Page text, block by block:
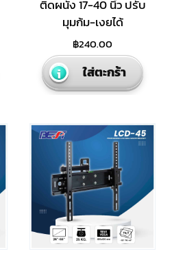
ติดผนัง 17-40 นิ้ว ปรับ
มุมก้ม-เงยได้
฿240.00
ใส่ตะกร้า